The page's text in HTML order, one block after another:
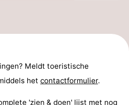
Meldt toeristische
het contactformulier.
'zien & doen' lijst met nog